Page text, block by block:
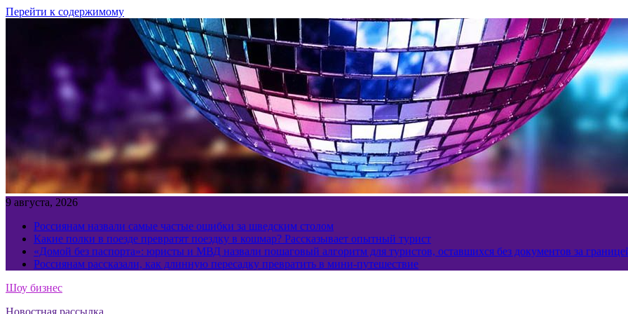
Перейти к содержимому
9 августа, 2026
Россиянам назвали самые частые ошибки за шведским столом
Какие полки в поезде превратят поездку в кошмар? Рассказывает опытный турист
«Домой без паспорта»: юристы и МВД назвали пошаговый алгоритм для туристов, оставшихся без документов за
Россиянам рассказали, как длинную пересадку превратить в мини-путешествие
Шоу бизнес
Новостная рассылка